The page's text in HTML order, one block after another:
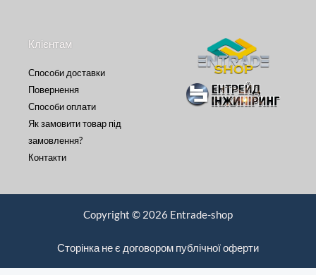
Клієнтам
Способи доставки
Повернення
Способи оплати
Як замовити товар під
замовлення?
Контакти
Copyright © 2026 Entrade-shop
Сторінка не є договором публічної оферти